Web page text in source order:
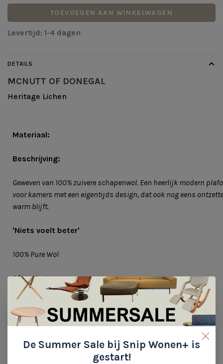
TOEVOEGEN AAN WINKELWAGEN
Levertijd: 1-4 dagen
DETAILS
MCNUTT OF DONEGAL
Heritage Lichen
Materiaal:
Beschrijving:
Geweven van 100% zuivere schapenwol. Een heerlijk modern
voor kamers met een eigentijds design, dat ook nog eens
warm blijft.
'Niets voelt beter'
100% Pure Wol
Afmeting:
200 x 145 cm
De Summer Sale bij Snip Wonen+ is
gestart!